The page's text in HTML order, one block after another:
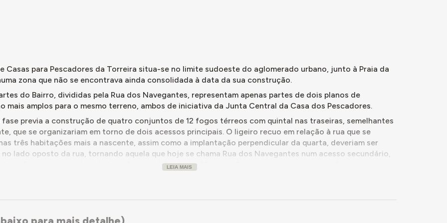
iniciados em 1958, tendo sido concluídos apenas em 1965, e as casas
do conjunto habitacional, num total de 191.918$00.
uso original, embora algumas casas tenham sido adaptadas e
também foram gradualmente renovadas pelas famílias para atender a
Atualmente, o bairro é descrito como um lugar tranquilo, habitado
Momentos-chave, abaixo.
Casas para Pescadores da Torreira situa-se no limite sudoeste do aglomerado urbano, junto à Praia da
zona que não se encontrava ainda consolidada à data da sua construção.
do Bairro, divididas pela Rua dos Navegantes, representam apenas partes de dois planos de
mais amplos para o mesmo terreno, ambos de iniciativa da Junta Central da Casa dos Pescadores.
fase previa a construção de quatro conjuntos de 12 fogos térreos com quintal nas traseiras, semelhantes
que se organizariam em torno de dois acessos principais. O ligeiro recuo em relação à rua que se
três habitações mais a nascente, assim como a implantação perpendicular da quarta, deveriam ser
lado oposto da rua, tornando aquela que hoje se chama Rua dos Navegantes num acesso secundário,
se faria por entre duas habitações paralelas à atual Rua dos Pescadores, e seria marcada por um
LEIA MAIS